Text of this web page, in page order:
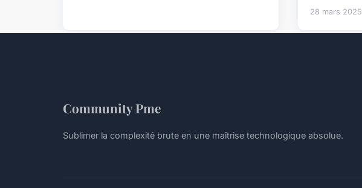
28 mars 2025
Community Pme
Sublimer la complexité brute en une maîtrise technologique absolue.